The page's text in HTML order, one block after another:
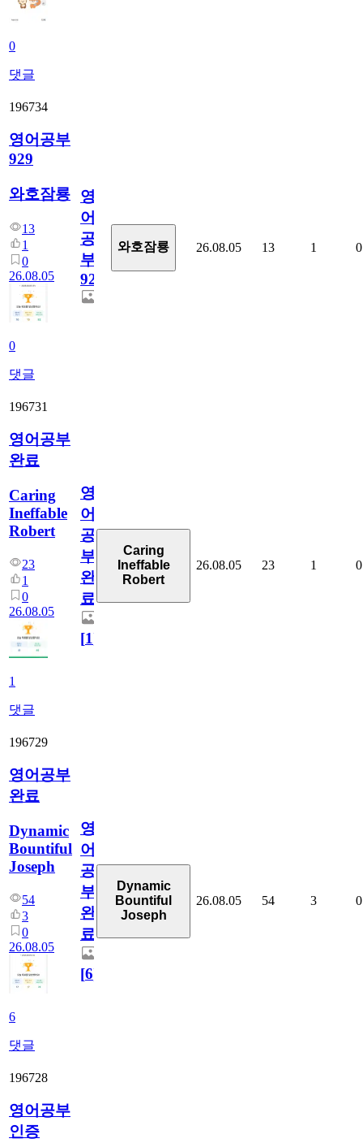
0
댓글
196734
영어공부
929
와호잠룡
13
1
0
26.08.05
0
댓글
영
어
공
부
929
와호잠룡 26.08.05 13 1 0
196731
영어공부
완료
Caring
Ineffable
Robert
23
1
0
26.08.05
1
댓글
영
어
공
부
완
료
[1]
Caring
Ineffable
Robert
26.08.05 23 1 0
196729
영어공부
완료
Dynamic
Bountiful
Joseph
54
3
0
26.08.05
6
댓글
영
어
공
부
완
료
[6]
Dynamic
Bountiful
Joseph
26.08.05 54 3 0
196728
영어공부
인증